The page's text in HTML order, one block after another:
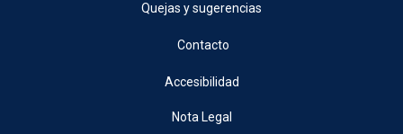
Quejas y sugerencias
Contacto
Accesibilidad
Nota Legal